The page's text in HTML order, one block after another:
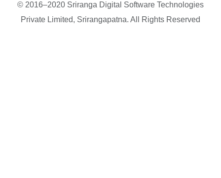
© 2016–2020 Sriranga Digital Software Technologies
Private Limited, Srirangapatna. All Rights Reserved